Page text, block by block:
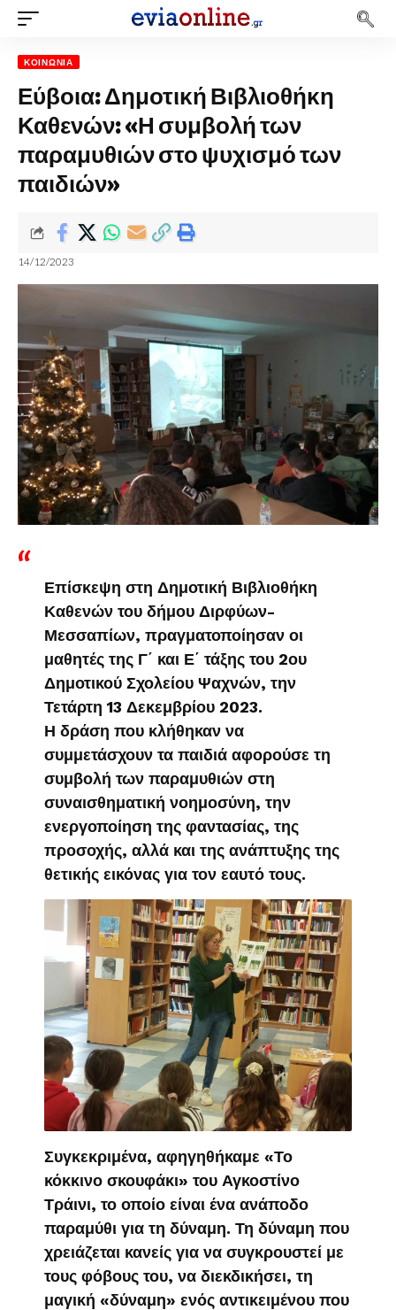
ΚΟΙΝΩΝΊΑ
Εύβοια: Δημοτική Βιβλιοθήκη
Καθενών: «Η συμβολή των
παραμυθιών στο ψυχισμό των
παιδιών»
14/12/2023
Επίσκεψη στη Δημοτική Βιβλιοθήκη
Καθενών του δήμου Διρφύων-
Μεσσαπίων, πραγματοποίησαν οι
μαθητές της Γ΄ και Ε΄ τάξης του 2ου
Δημοτικού Σχολείου Ψαχνών, την
Τετάρτη 13 Δεκεμβρίου 2023.
Η δράση που κλήθηκαν να
συμμετάσχουν τα παιδιά αφορούσε τη
συμβολή των παραμυθιών στη
συναισθηματική νοημοσύνη, την
ενεργοποίηση της φαντασίας, της
προσοχής, αλλά και της ανάπτυξης της
θετικής εικόνας για τον εαυτό τους.
Συγκεκριμένα, αφηγηθήκαμε «Το
κόκκινο σκουφάκι» του Αγκοστίνο
Τράινι, το οποίο είναι ένα ανάποδο
παραμύθι για τη δύναμη. Τη δύναμη που
χρειάζεται κανείς για να συγκρουστεί με
τους φόβους του, να διεκδικήσει, τη
μαγική «δύναμη» ενός αντικειμένου που